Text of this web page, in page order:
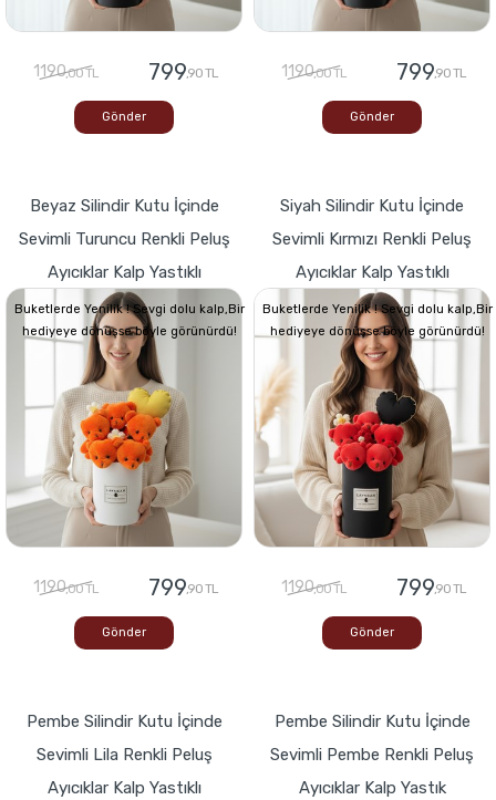
1190,00 TL 799,90 TL
Gönder
1190,00 TL 799,90 TL
Gönder
Beyaz Silindir Kutu İçinde
Sevimli Turuncu Renkli Peluş
Ayıcıklar Kalp Yastıklı
Buketlerde Yenilik ! Sevgi dolu kalp,Bir
hediyeye dönüşse böyle görünürdü!
1190,00 TL 799,90 TL
Gönder
Siyah Silindir Kutu İçinde
Sevimli Kırmızı Renkli Peluş
Ayıcıklar Kalp Yastıklı
Buketlerde Yenilik ! Sevgi dolu kalp,Bir
hediyeye dönüşse böyle görünürdü!
1190,00 TL 799,90 TL
Gönder
Pembe Silindir Kutu İçinde
Sevimli Lila Renkli Peluş
Ayıcıklar Kalp Yastıklı
Pembe Silindir Kutu İçinde
Sevimli Pembe Renkli Peluş
Ayıcıklar Kalp Yastık